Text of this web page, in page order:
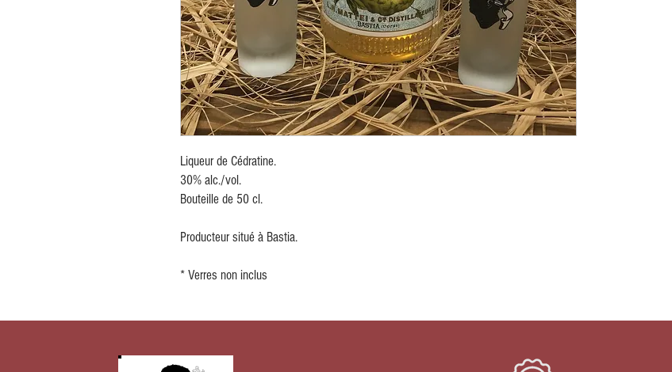
Liqueur de Cédratine.
30% alc./vol.
Bouteille de 50 cl.
Producteur situé à Bastia.
* Verres non inclus